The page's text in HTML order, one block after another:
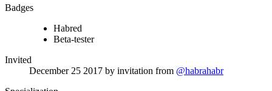
Badges
Habred
Beta-tester
Invited
December 25 2017 by invitation from @habrahabr